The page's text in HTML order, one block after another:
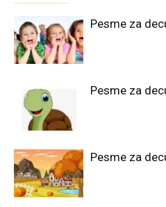
Pesme za
Pesme za
Pesme za